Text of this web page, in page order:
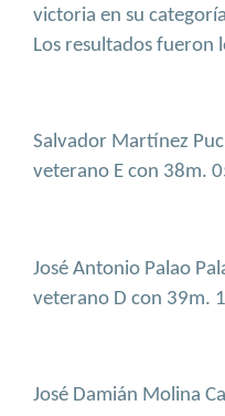
victoria en su
Los resultados fueron
Salvador Martínez
veterano E con 38m.
José Antonio Palao
veterano D con 39m.
José Damián Molina